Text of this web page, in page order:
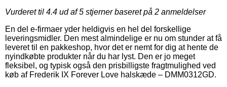
Vurderet til 4.4 ud af 5 stjerner baseret på 2 anmeldelser
En del e-firmaer yder heldigvis en hel del forskellige
leveringsmidler. Den mest almindelige er nu om stunder at få
leveret til en pakkeshop, hvor det er nemt for dig at hente de
nyindkøbte produkter når du har lyst. Den er jo meget
fleksibel, og typisk også den prisbilligste fragtmulighed ved
køb af Frederik IX Forever Love halskæde – DMM0312GD.